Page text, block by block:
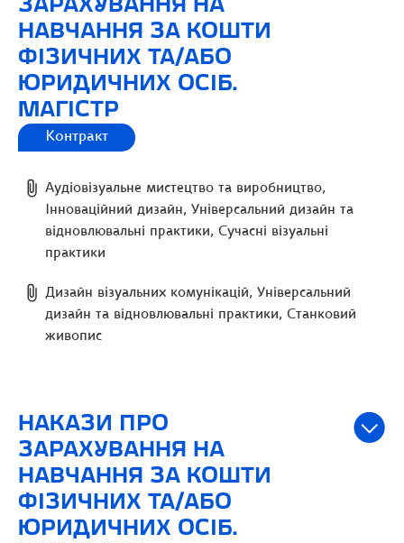
ЗАРАХУВАННЯ НА
НАВЧАННЯ ЗА КОШТИ
ФІЗИЧНИХ ТА/АБО
ЮРИДИЧНИХ ОСІБ.
МАГІСТР
Контракт
Аудіовізуальне мистецтво та виробництво,
Інноваційний дизайн, Універсальний дизайн та
відновлювальні практики, Сучасні візуальні
практики
Дизайн візуальних комунікацій, Універсальний
дизайн та відновлювальні практики, Станковий
живопис
НАКАЗИ ПРО
ЗАРАХУВАННЯ НА
НАВЧАННЯ ЗА КОШТИ
ФІЗИЧНИХ ТА/АБО
ЮРИДИЧНИХ ОСІБ.